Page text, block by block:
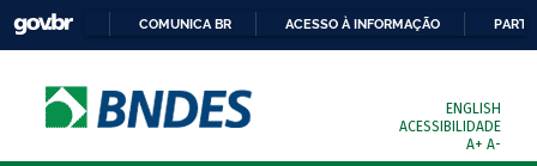
COMUNICA BR ACESSO À INFORMAÇÃO
ENGLISH
ACESSIBILIDADE
A+ A-